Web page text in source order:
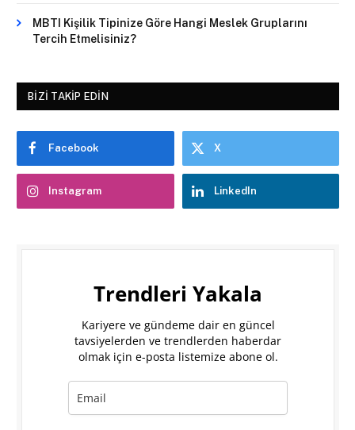
MBTI Kişilik Tipinize Göre Hangi Meslek Gruplarını
Tercih Etmelisiniz?
BIZI TAKIP EDIN
Facebook X
Instagram LinkedIn
Trendleri Yakala
Kariyere ve gündeme dair en güncel
tavsiyelerden ve trendlerden haberdar
olmak için e-posta listemize abone ol.